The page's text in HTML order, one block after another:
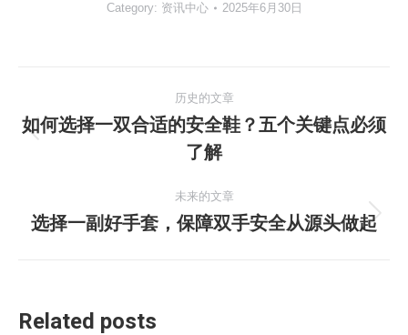
Category: 资讯中心 2025年6月30日
章
航
历史的文章
史
文
章：
如何选择一双合适的安全鞋？五个关键点必须
了解
未来的文章
未
选择一副好手套，保障双手安全从源头做起
Related posts